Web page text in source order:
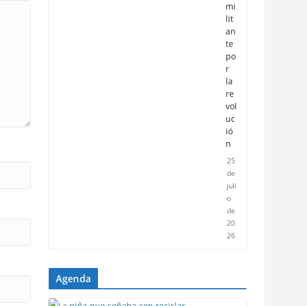
mi
lit
an
te
po
r
la
re
vol
uc
ió
n
25
de
juli
o
de
20
26
Agenda